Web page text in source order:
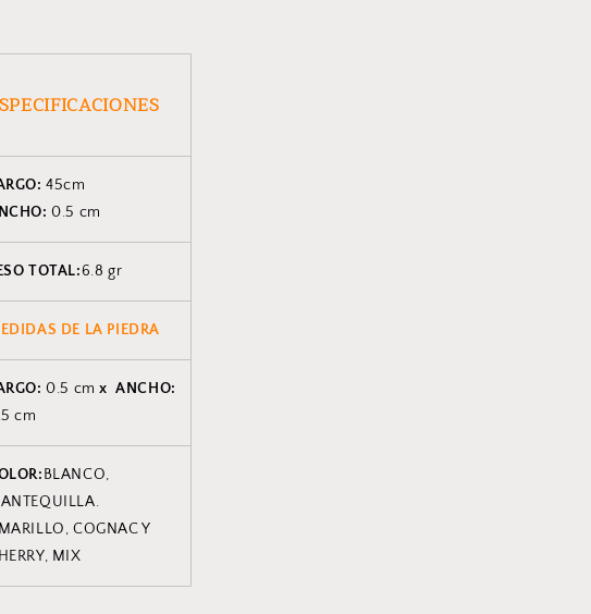
45cm
0.5 cm
TOTAL:6.8 gr
DE LA PIEDRA
0.5 cmx ANCHO:
cm
BLANCO,
COGNAC Y
MIX